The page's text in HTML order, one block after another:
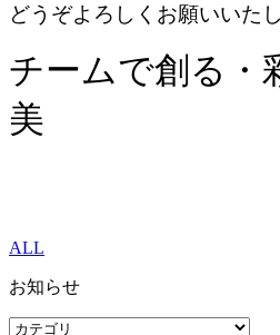
どうぞよろしくお願いいたし
チームで創る・
美
ALL
お知らせ